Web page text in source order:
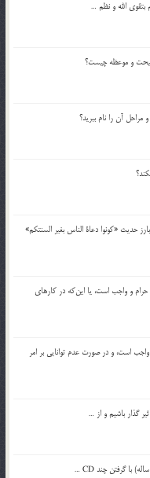
بتقوي الله و نظم …
و موعظه چيست؟
آن را نام ببريد؟
حديث «كونوا دعاة الناس بغير السنتكم»
و واجب است، يا اين‌كه در كارهاي
است، و در صورت عدم توانايي بر امر
گذار باشيم و از …